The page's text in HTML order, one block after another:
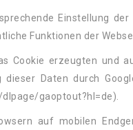
Einstellung
Funktionen der
Cookie erzeugten und
Daten durch
gaoptout?hl=de).
auf mobilen